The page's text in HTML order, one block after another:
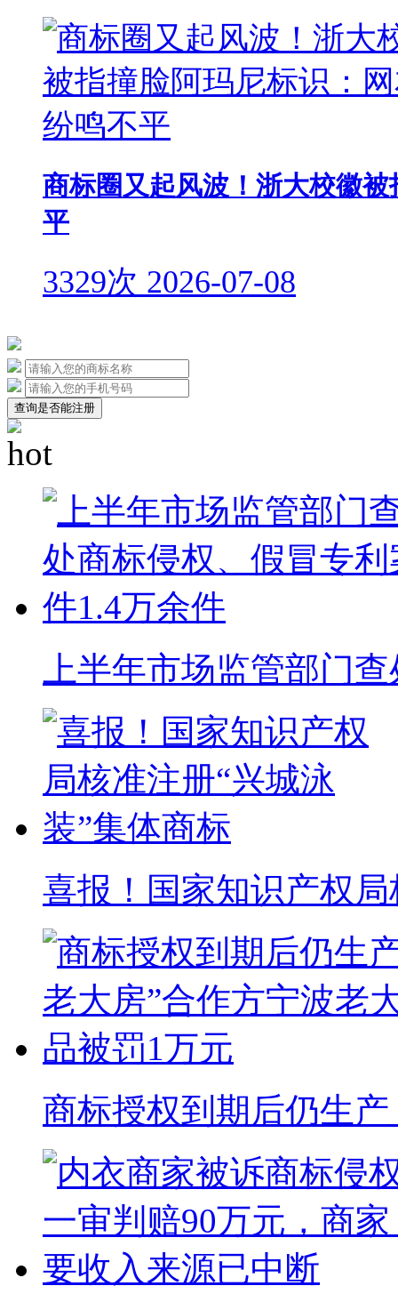
商标圈又起风波！浙大校徽
平
3329次 2026-07-08
查询是否能注册
上半年市场监管部门
喜报！国家知识产权
商标授权到期后仍生产